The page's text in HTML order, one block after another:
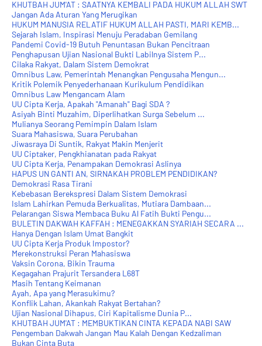
KHUTBAH JUM'AT : SAATNYA KEMBALI PADA HUKUM ALLAH SWT
Jangan Ada Aturan Yang Merugikan
HUKUM MANUSIA RELATIF HUKUM ALLAH PASTI, MARI KEMB...
Sejarah Islam, Inspirasi Menuju Peradaban Gemilang
Pandemi Covid-19 Butuh Penuntasan Bukan Pencitraan
Penghapusan Ujian Nasional Bukti Labilnya Sistem P...
Cilaka Rakyat, Dalam Sistem Demokrat
Omnibus Law, Pemerintah Menangkan Pengusaha Mengun...
Kritik Polemik Penyederhanaan Kurikulum Pendidikan
Omnibus Law Mengancam Alam
UU Cipta Kerja, Apakah "Amanah" Bagi SDA ?
Asiyah Binti Muzahim, Diperlihatkan Surga Sebelum ...
Mulianya Seorang Pemimpin Dalam Islam
Suara Mahasiswa, Suara Perubahan
Jiwasraya Di Suntik, Rakyat Makin Menjerit
UU Ciptaker, Pengkhianatan pada Rakyat
UU Cipta Kerja, Penampakan Demokrasi Aslinya
HAPUS UN GANTI AN, SIRNAKAH PROBLEM PENDIDIKAN?
Demokrasi Rasa Tirani
Kebebasan Berekspresi Dalam Sistem Demokrasi
Islam Lahirkan Pemuda Berkualitas, Mutiara Dambaan...
Pelarangan Siswa Membaca Buku Al Fatih Bukti Pengu...
BULETIN DAKWAH KAFFAH : MENEGAKKAN SYARIAH SECARA ...
Hanya Dengan Islam Umat Bangkit
UU Cipta Kerja Produk Impostor?
Merekonstruksi Peran Mahasiswa
Vaksin Corona, Bikin Trauma
Kegagahan Prajurit Tersandera L68T
Masih Tentang Keimanan
Ayah, Apa yang Merasukimu?
Konflik Lahan, Akankah Rakyat Bertahan?
Ujian Nasional Dihapus, Ciri Kapitalisme Dunia P...
KHUTBAH JUM'AT : MEMBUKTIKAN CINTA KEPADA NABI SAW
Pengemban Dakwah Jangan Mau Kalah Dengan Kedzaliman
Bukan Cinta Buta